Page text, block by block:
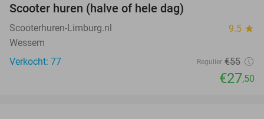
Scooter huren (halve of hele dag)
Scooterhuren-Limburg.nl 9.5 star
Wessem
Verkocht: 77
Regulier €55
€27,50